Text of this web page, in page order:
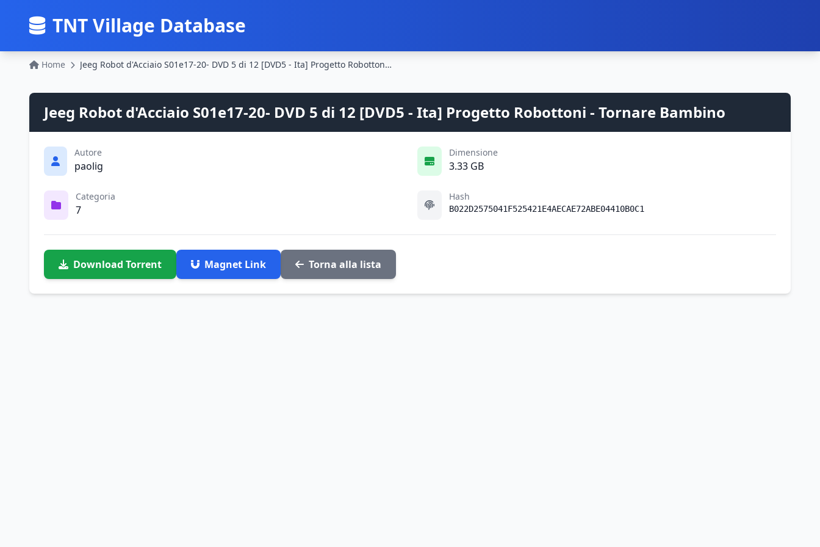
TNT Village Database
Home Jeeg Robot d'Acciaio S01e17-20- DVD 5 di 12 [DVD5 - Ita] Progetto Robottoni - Tornare Bambino
Jeeg Robot d'Acciaio S01e17-20- DVD 5 di 12 [DVD5 - Ita] Progetto Robottoni - Tornare Bambino
Autore
paolig
Dimensione
3.33 GB
Categoria
7
Hash
B022D2575041F525421E4AECAE72ABE04410B0C1
Download Torrent Magnet Link Torna alla lista